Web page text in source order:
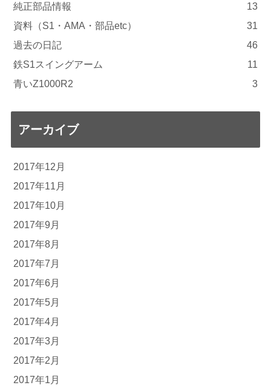
純正部品情報
13
資料（S1・AMA・部品etc）
31
過去の日記
46
鉄S1スイングアーム
11
青いZ1000R2
3
アーカイブ
2017年12月
2017年11月
2017年10月
2017年9月
2017年8月
2017年7月
2017年6月
2017年5月
2017年4月
2017年3月
2017年2月
2017年1月